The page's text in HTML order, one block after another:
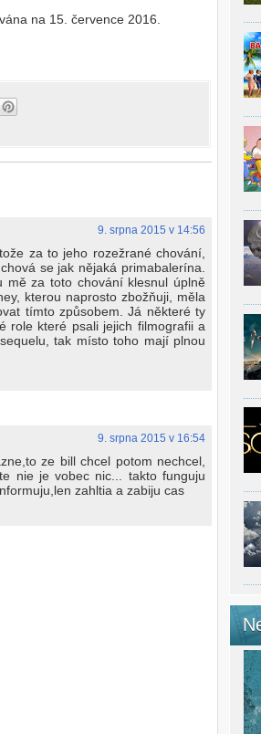
na 15. července 2016.
9. srpna 2015 v 14:56
za to jeho rozežrané chování,
se jak nějaká primabalerína.
za toto chování klesnul úplně
kterou naprosto zbožňuji, měla
tímto způsobem. Já některé ty
role které psali jejich filmografii a
tak místo toho mají plnou
9. srpna 2015 v 16:54
ze bill chcel potom nechcel,
nie je vobec nic... takto funguju
zahltia a zabiju cas